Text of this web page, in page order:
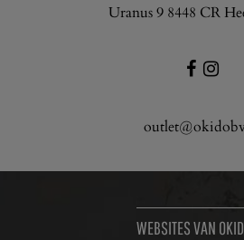
Uranus 9 8448 CR
WEBSITES VAN